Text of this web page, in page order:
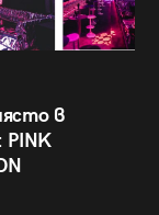
в
PINK